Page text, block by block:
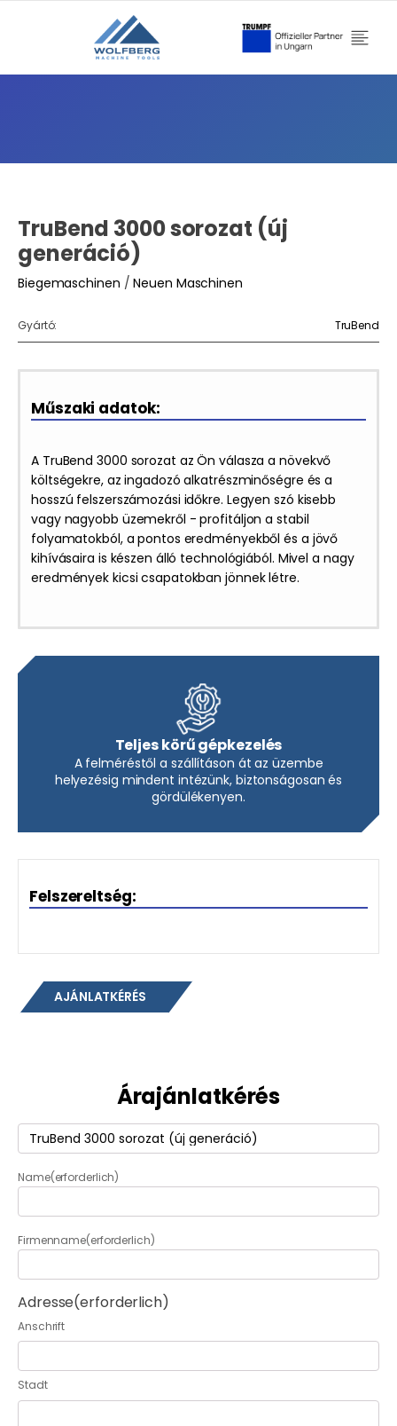
TruBend 3000 sorozat (új
generáció)
Biegemaschinen /Neuen Maschinen
Gyártó: TruBend
Műszaki adatok:
A TruBend 3000 sorozat az Ön válasza a növekvő
költségekre, az ingadozó alkatrészminőségre és a
hosszú felszerszámozási időkre. Legyen szó kisebb
vagy nagyobb üzemekről - profitáljon a stabil
folyamatokból, a pontos eredményekből és a jövő
kihívásaira is készen álló technológiából. Mivel a nagy
eredmények kicsi csapatokban jönnek létre.
Teljes körű gépkezelés
A felméréstől a szállításon át az üzembe
helyezésig mindent intézünk, biztonságosan és
gördülékenyen.
Felszereltség:
AJÁNLATKÉRÉS
Árajánlatkérés
Termék(erforderlich)
Name(erforderlich)
Firmenname(erforderlich)
Adresse(erforderlich)
Anschrift
Stadt